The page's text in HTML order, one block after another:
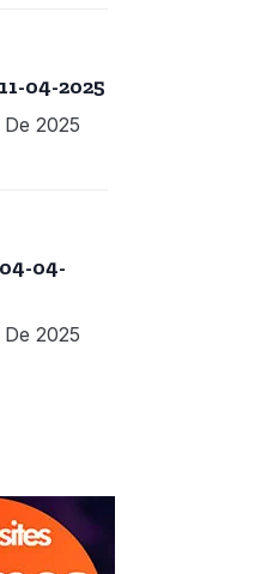
04-2025
2025
04-
2025